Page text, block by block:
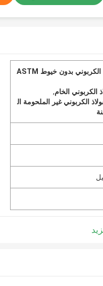
أنابيب الفولاذ الكربوني بدون خيوط ASTM
الكربوني الخام,
الكربوني غير الملحومة ال